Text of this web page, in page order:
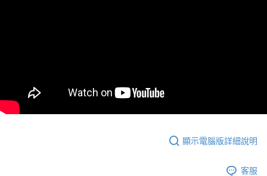
付款後7-11取貨
每筆NT$60
顯示電腦版詳細說明
客服